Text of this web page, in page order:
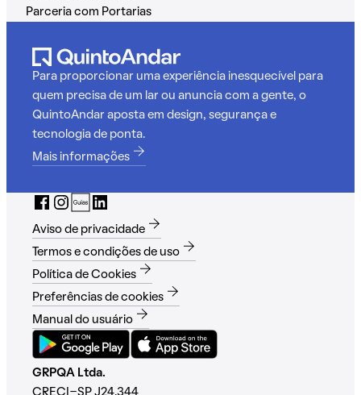
Parceria com Portarias
Para proporcionar uma experiência inesquecível para
quem precisa de um lar ou anuncia com a gente, o
QuintoAndar aposta em design, segurança e
tecnologia de ponta.
Mais informações
Aviso de privacidade
Termos e condições de uso
Política de Cookies
Preferências de cookies
Manual do usuário
GRPQA Ltda.